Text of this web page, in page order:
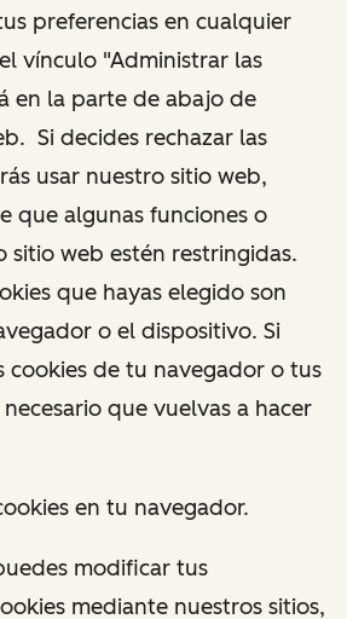
preferencias en cualquier
vínculo "Administrar las
en la parte de abajo de
Si decides rechazar las
usar nuestro sitio web,
que algunas funciones o
sitio web estén restringidas.
que hayas elegido son
o el dispositivo. Si
cookies de tu navegador o tus
que vuelvas a hacer
en tu navegador.
modificar tus
mediante nuestros sitios,